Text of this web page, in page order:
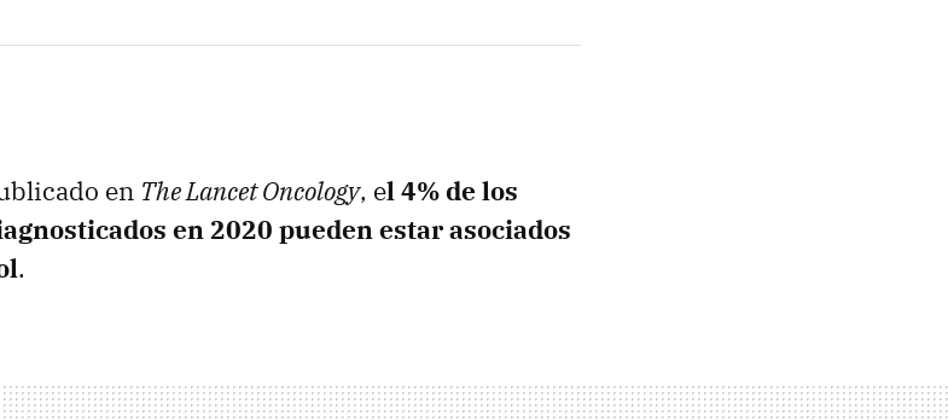
en The Lancet Oncology, el 4% de los
en 2020 pueden estar asociados
.